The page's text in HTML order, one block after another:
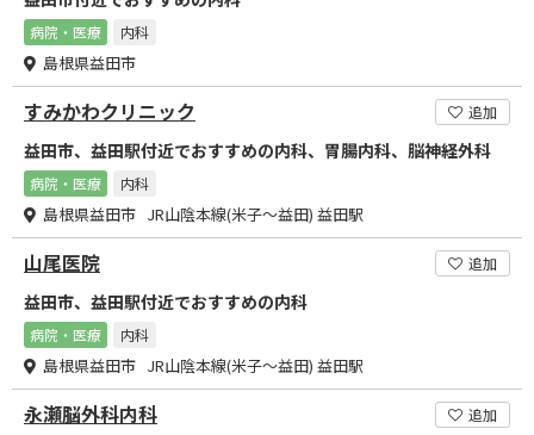
病院・医療 内科
島根県益田市
すみかわクリニック 追加
益田市、益田駅付近でおすすめの内科、胃腸内科、脳神経外科
病院・医療 内科
島根県益田市 JR山陰本線(米子～益田) 益田駅
山尾医院 追加
益田市、益田駅付近でおすすめの内科
病院・医療 内科
島根県益田市 JR山陰本線(米子～益田) 益田駅
永瀬脳外科内科 追加